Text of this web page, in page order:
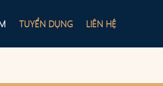
TUYỂN DỤNG LIÊN HỆ